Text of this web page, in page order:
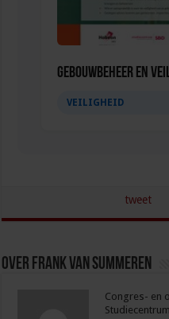
Gebouwbeheer en
VEILIGHEID
tweet
Over Frank van Summeren
Congres- en